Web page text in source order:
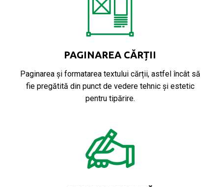
PAGINAREA CĂRȚII
Paginarea și formatarea textului cărții, astfel încât să
fie pregătită din punct de vedere tehnic și estetic
pentru tipărire.